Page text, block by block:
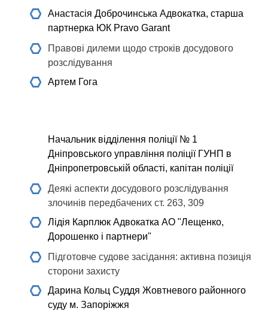
Анастасія Доброчинська Адвокатка, старша
партнерка ЮК Pravo Garant
Правові дилеми щодо строків досудового
розслідування
Артем Гога
Начальник відділення поліції № 1
Дніпровського управління поліції ГУНП в
Дніпропетровській області, капітан поліції
Деякі аспекти досудового розслідування
злочинів передбачених ст. 263, 309
Лідія Карплюк Адвокатка АО "Лещенко,
Дорошенко і партнери"
Підготовче судове засідання: активна позиція
сторони захисту
Дарина Кольц Суддя Жовтневого районного
суду м. Запоріжжя